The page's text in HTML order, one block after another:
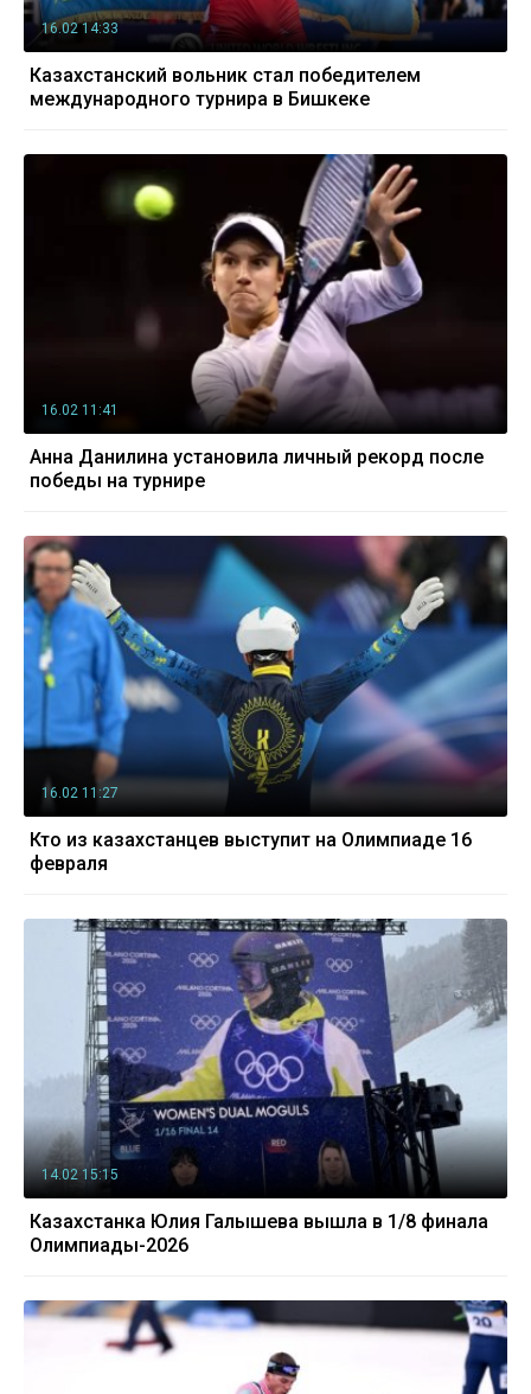
16.02 14:33
Казахстанский вольник стал победителем
международного турнира в Бишкеке
16.02 11:41
Анна Данилина установила личный рекорд после
победы на турнире
16.02 11:27
Кто из казахстанцев выступит на Олимпиаде 16
февраля
14.02 15:15
Казахстанка Юлия Галышева вышла в 1/8 финала
Олимпиады-2026